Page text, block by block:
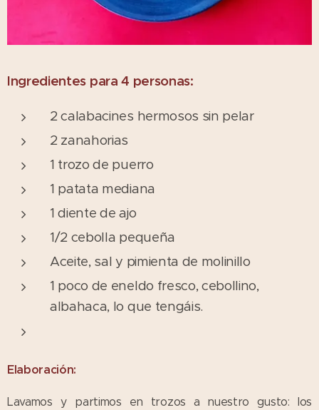
Ingredientes para 4 personas:
2 calabacines hermosos sin pelar
2 zanahorias
1 trozo de puerro
1 patata mediana
1 diente de ajo
1/2 cebolla pequeña
Aceite, sal y pimienta de molinillo
1 poco de eneldo fresco, cebollino,
albahaca, lo que tengáis.
Elaboración:
Lavamos y partimos en trozos a nuestro gusto: los